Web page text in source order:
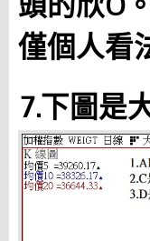
僅個人看
7.下圖是